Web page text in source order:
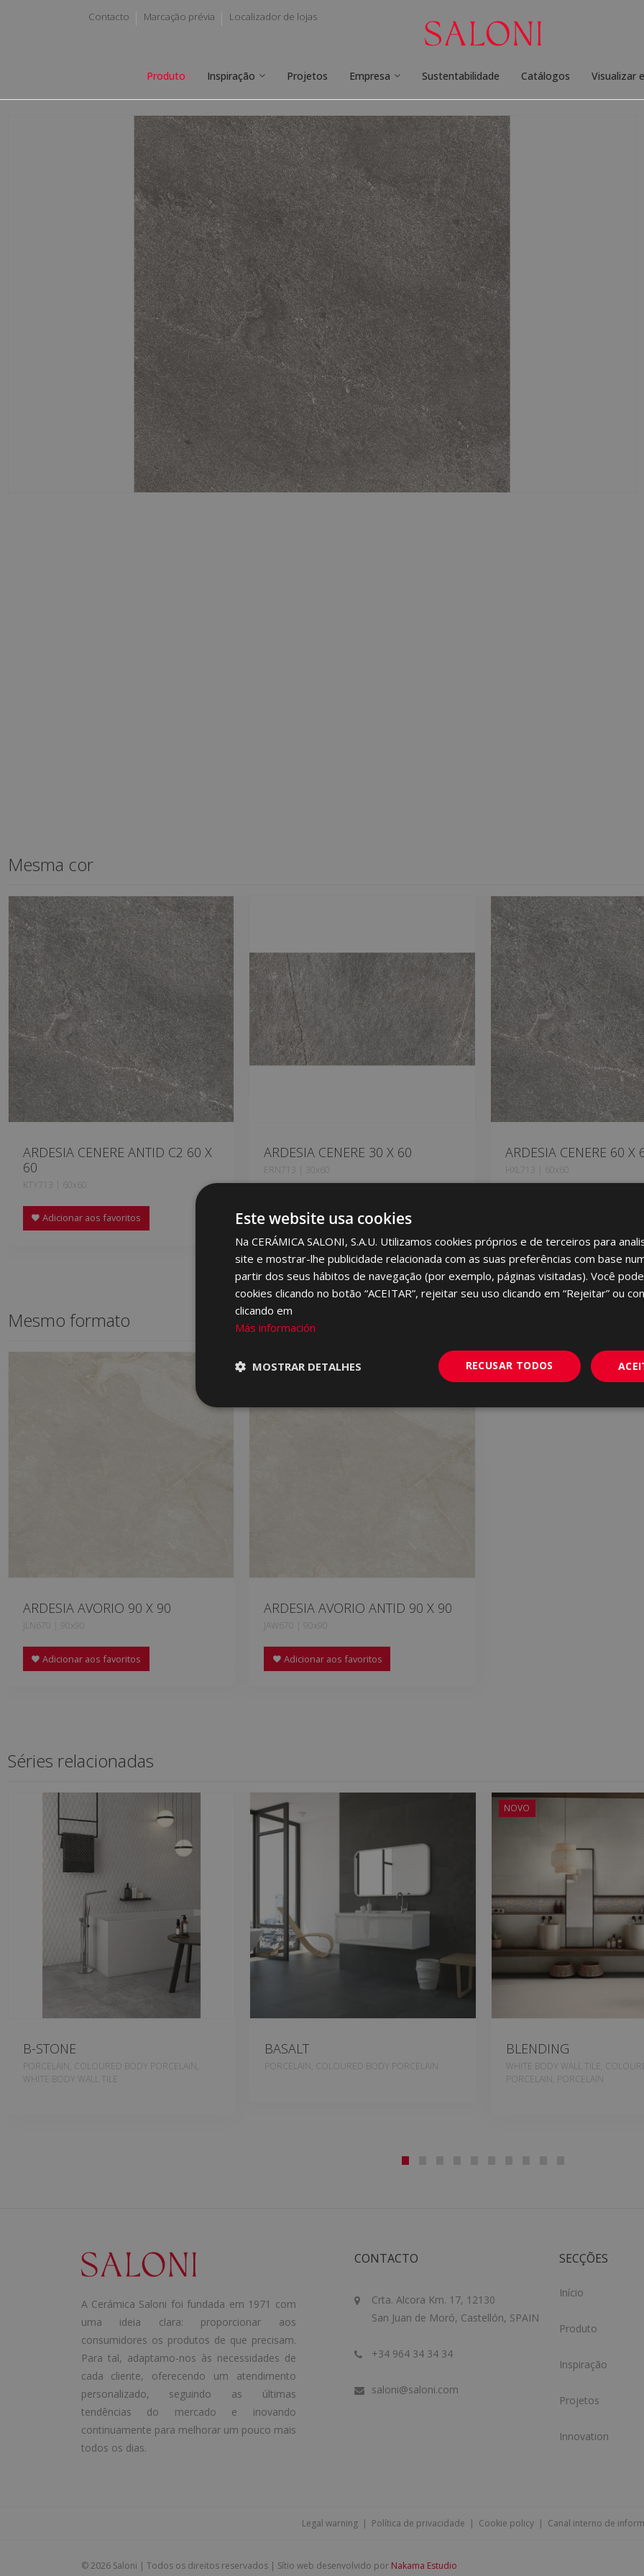
Contacto Marcação prévia Localizador de lojas
Produto Inspiração Projetos Empresa Sustentabilidade Catálogos Visualizar
Mesma cor
ARDESIA CENERE ANTID C2 60 X
60
KTY713 | 60x60
Adicionar aos favoritos
ARDESIA CENERE 30 X 60
ERN713 | 30x60
ARDESIA CENERE 60 X
HXL713 | 60x60
Mesmo formato
ARDESIA AVORIO 90 X 90
JLN670 | 90x90
Adicionar aos favoritos
ARDESIA AVORIO ANTID 90 X 90
JAW670 | 90x90
Adicionar aos favoritos
Séries relacionadas
B-STONE
PORCELAIN, COLOURED BODY PORCELAIN,
WHITE BODY WALL TILE
BASALT
PORCELAIN, COLOURED BODY PORCELAIN
NOVO
BLENDING
WHITE BODY WALL TILE,
PORCELAIN, PORCELAIN
A Cerámica Saloni foi fundada em 1971 com
uma ideia clara: proporcionar aos
consumidores os produtos de que precisam.
Para tal, adaptamo-nos às necessidades de
cada cliente, oferecendo um atendimento
personalizado, seguindo as últimas
tendências do mercado e inovando
continuamente para melhorar um pouco mais
todos os dias.
CONTACTO
Crta. Alcora Km. 17, 12130
San Juan de Moró, Castellón, SPAIN
+34 964 34 34 34
saloni@saloni.com
SECÇÕES
Início
Produto
Inspiração
Projetos
Innovation
Legal warning| Política de privacidade | Cookie policy| Canal interno de
©2026 Saloni | Todos os direitos reservados | Sítio web desenvolvido por Nakama Estudio
Este website usa cookies
Na CERÁMICA SALONI, S.A.U. Utilizamos cookies próprios e de terceiros para
site e mostrar-lhe publicidade relacionada com as suas preferências com base
partir dos seus hábitos de navegação (por exemplo, páginas visitadas). Você
cookies clicando no botão “ACEITAR”, rejeitar seu uso clicando em “Rejeitar” ou
clicando em
Más información
RECUSAR TODOS
MOSTRAR DETALHES